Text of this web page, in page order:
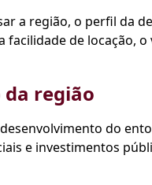
a região, o perfil da
facilidade de locação,
região
do
e investimentos